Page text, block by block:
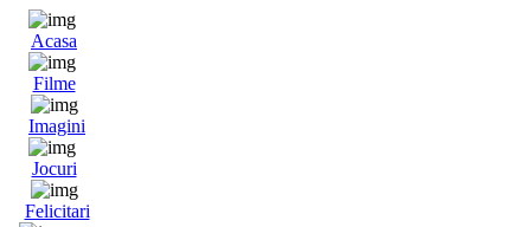
Acasa
Filme
Imagini
Jocuri
Felicitari